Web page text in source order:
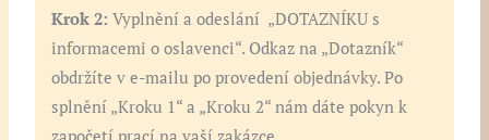
Krok 2: Vyplnění a odeslání „DOTAZNÍKU s
informacemi o oslavenci“. Odkaz na „Dotazník“
obdržíte v e-mailu po provedení objednávky. Po
splnění „Kroku 1“ a „Kroku 2“ nám dáte pokyn k